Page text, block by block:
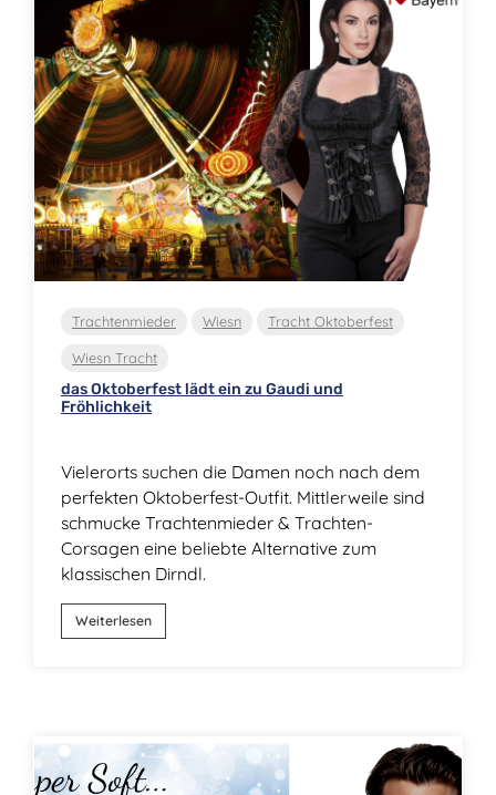
Trachtenmieder Wiesn Tracht Oktoberfest
Wiesn Tracht
das Oktoberfest lädt ein zu Gaudi und
Fröhlichkeit
Vielerorts suchen die Damen noch nach dem
perfekten Oktoberfest-Outfit. Mittlerweile sind
schmucke Trachtenmieder & Trachten-
Corsagen eine beliebte Alternative zum
klassischen Dirndl.
Weiterlesen